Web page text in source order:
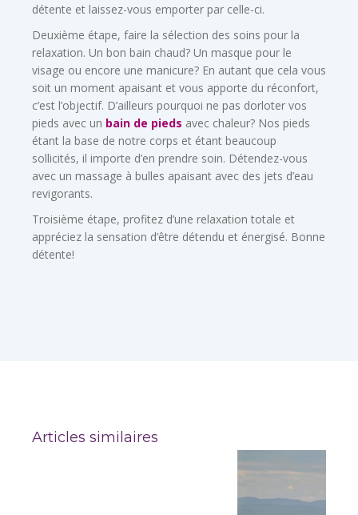
détente et laissez-vous emporter par celle-ci.
Deuxième étape, faire la sélection des soins pour la
relaxation. Un bon bain chaud? Un masque pour le
visage ou encore une manicure? En autant que cela vous
soit un moment apaisant et vous apporte du réconfort,
c’est l’objectif. D’ailleurs pourquoi ne pas dorloter vos
pieds avec un bain de pieds avec chaleur? Nos pieds
étant la base de notre corps et étant beaucoup
sollicités, il importe d’en prendre soin. Détendez-vous
avec un massage à bulles apaisant avec des jets d’eau
revigorants.
Troisième étape, profitez d’une relaxation totale et
appréciez la sensation d’être détendu et énergisé. Bonne
détente!
Articles similaires